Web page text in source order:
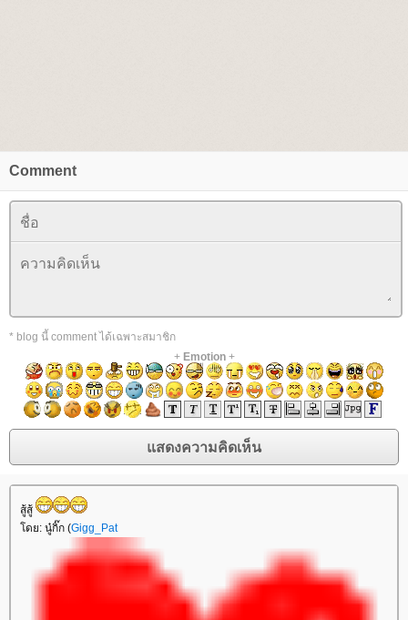
Comment
* blog นี้ comment ได้เฉพาะสมาชิก
+ Emotion+
สู้สู้
ดย: นู๋กิ๊ก (Gigg_Pat